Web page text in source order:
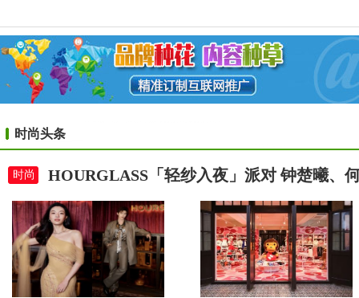
时尚头条
时尚 HOURGLASS「轻纱入夜」派对 钟楚曦、